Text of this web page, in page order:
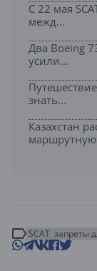
С 22 мая
межд...
Два Boeing
усили...
знать...
Казахстан
маршрутную
SCAT запреты